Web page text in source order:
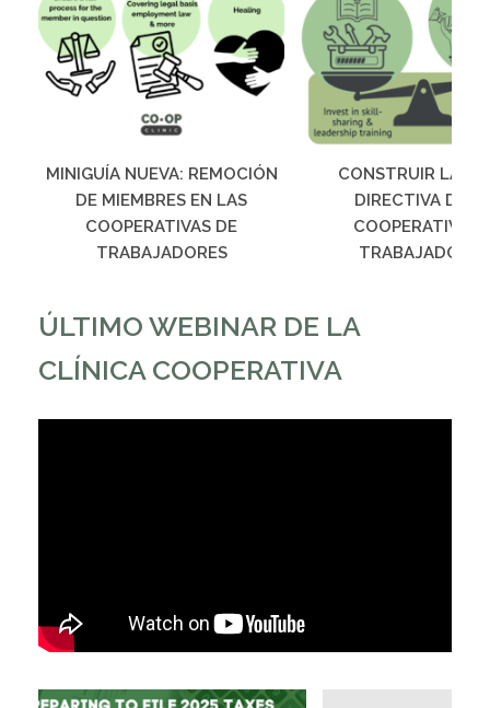
MINIGUÍA NUEVA: REMOCIÓN
DE MIEMBRES EN LAS
COOPERATIVAS DE
TRABAJADORES
CONSTRUIR LA
DIRECTIVA DE
COOPERATIVA
TRABAJADORES
ÚLTIMO WEBINAR DE LA
CLÍNICA COOPERATIVA